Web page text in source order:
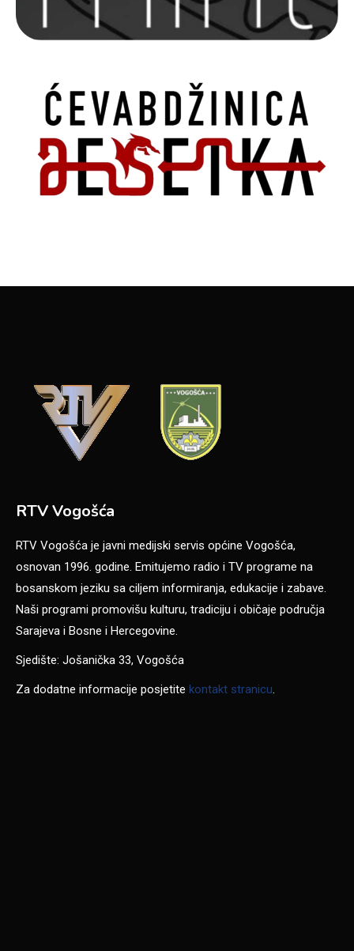
RTV Vogošća
RTV Vogošća je javni medijski servis općine Vogošća,
osnovan 1996. godine. Emitujemo radio i TV programe na
bosanskom jeziku sa ciljem informiranja, edukacije i zabave.
Naši programi promovišu kulturu, tradiciju i običaje područja
Sarajeva i Bosne i Hercegovine.
Sjedište: Jošanička 33, Vogošća
Za dodatne informacije posjetite kontakt stranicu.